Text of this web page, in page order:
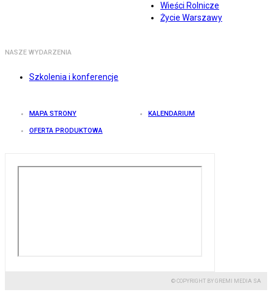
Wieści Rolnicze
Życie Warszawy
NASZE WYDARZENIA
Szkolenia i konferencje
MAPA STRONY KALENDARIUM
OFERTA PRODUKTOWA
© COPYRIGHT BY GREMI MEDIA SA